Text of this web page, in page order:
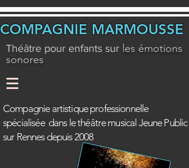
COMPAGNIE MARMOUSSE
Théâtre pour enfants sur les émotions
sonores
Compagnie artistique professionnelle
spécialisée dans le théâtre musical Jeune Public
sur Rennes depuis 2008